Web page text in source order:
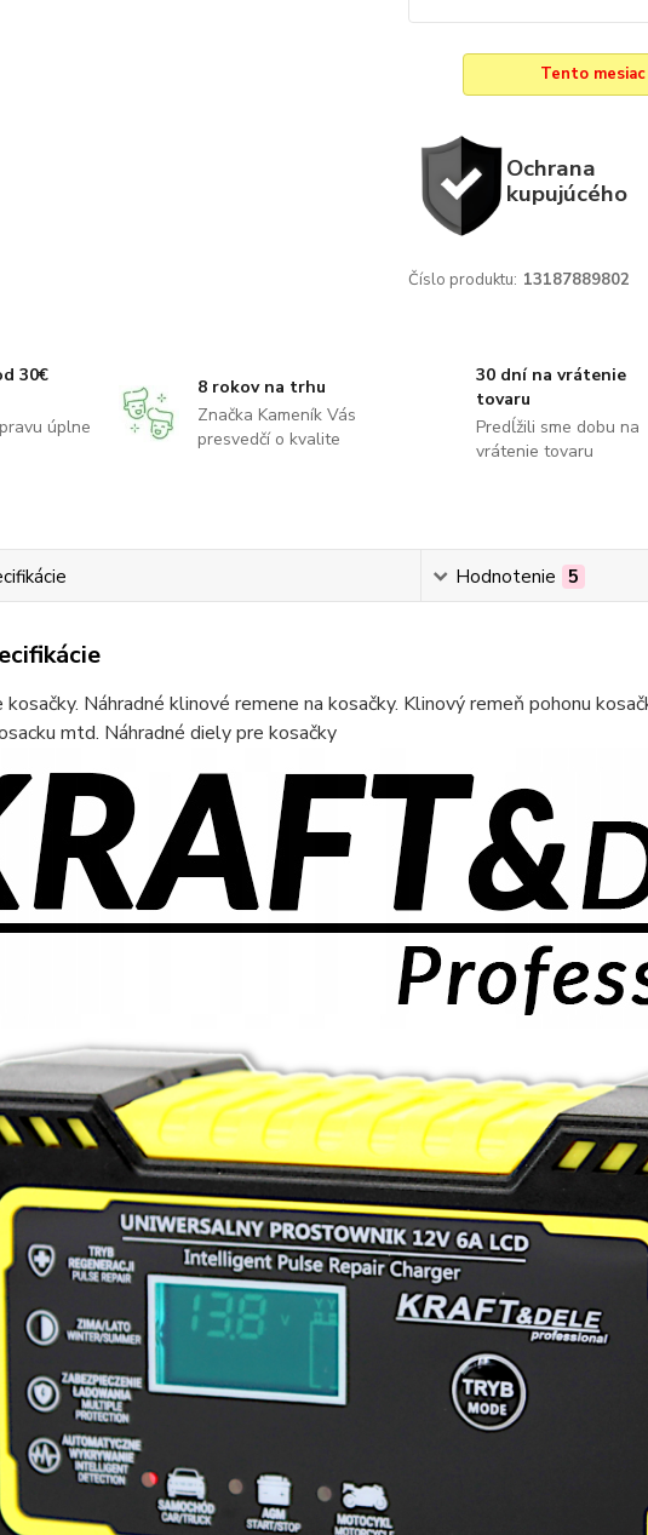
Tento
Ochrana
kupujúcého
Číslo produktu: 13187889802
30€
úplne
8 rokov na trhu
Značka Kameník Vás
presvedčí o kvalite
30 dní na vrátenie
tovaru
Predĺžili sme dobu na
vrátenie tovaru
Hodnotenie 5
Náhradné klinové remene na kosačky. Klinový remeň pohonu
mtd. Náhradné diely pre kosačky